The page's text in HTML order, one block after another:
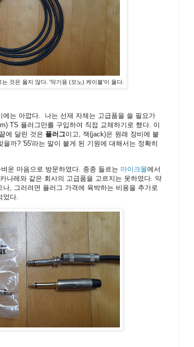
것은 옳지 않다. '악기용 (모노) 케이블'이 옳다.
에는 아깝다. 나는 선재 자체는 고급품을 쓸 필요가
TS 플러그만를 구입하여 직접 교체하기로 했다. 이
에 달린 것은 플러그이고, 잭(jack)은 원래 장비에 붙
까? '55'라는 말이 붙게 된 기원에 대해서는 정확히
운 마음으로 방문하였다. 종종 들르는 마이크몰에서
나레와 같은 회사의 고급품을 고르지는 못하였다. 약
, 그러려면 플러그 가격에 육박하는 비용을 추가로
다.